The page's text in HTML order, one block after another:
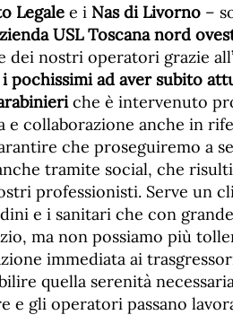
Legale e i Nas di Livorno –
USL Toscana nord
dei nostri operatori grazie
pochissimi ad aver subito
che è intervenuto
e collaborazione anche in
che proseguiremo a
tramite social, che
professionisti. Serve un
e i sanitari che con
ma non possiamo più
immediata ai
quella serenità
e gli operatori passano